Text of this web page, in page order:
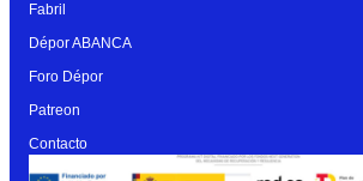
Fabril
Dépor ABANCA
Foro Dépor
Patreon
Contacto